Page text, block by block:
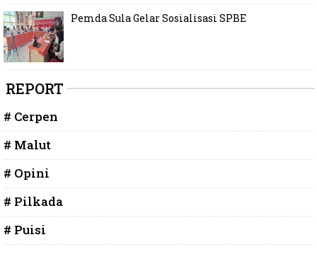
Pemda Sula Gelar Sosialisasi SPBE
REPORT
# Cerpen
# Malut
# Opini
# Pilkada
# Puisi